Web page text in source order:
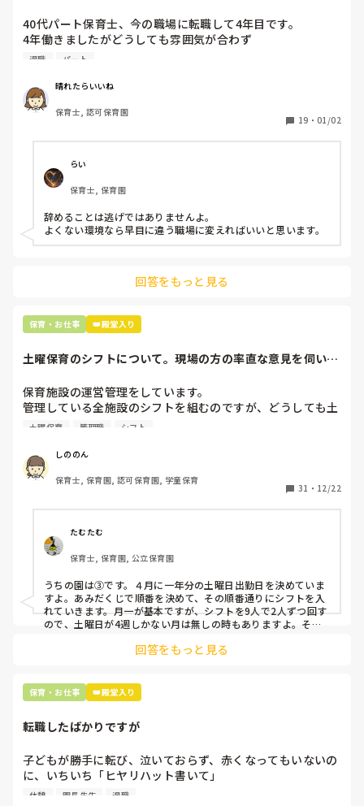
40代パート保育士、今の職場に転職して4年目です。
4年働きましたがどうしても雰囲気が合わず
退職しようと思っています。
周りの職員は、勤続10年以上から何十年という先生がほとん
どです。
保護者子どもの愚痴悪口が多く、
今で言う不適切保育も
仕方ないよね
もう何も言わずに
子どもの言いなりになればいいんだね
などいう意見で…
上の先生に相談することは難しそうです。
最後の職場にしようと思っていましたが
辞めることは逃げ、と、過去辞めた人も何年も言われ続けて
います
退職 パート
晴れたらいいね
保育士, 認可保育園
19 ・ 01/02
らい
保育士, 保育園
辞めることは逃げではありませんよ。
よくない環境なら早目に違う職場に変えればいいと思います。
回答をもっと見る
保育・お仕事 👑殿堂入り
土曜保育のシフトについて。現場の方の率直な意見を伺いた
保育施設の運営管理をしています。
管理している全施設のシフトを組むのですが、どうしても土
曜保育だけは入れる方が少なく、いつも苦労しています。
て入職しているはずですが、いざ勤務が始まると一日も土曜
出勤が出来ない方ばかりです。
①土曜日の希望休は2日まで、と制限をかける
②毎月、必ず土曜保育に入ることのできる日を1日だけピッ
クアップしてもらう
③仮シフトが出た時、土曜出勤が難しければ自身で代わりの
人を交渉して見つけてもらう
上記のいずれかの対策を取り入れることを考えています。
土曜保育 管理職 シフト
しののん
保育士, 保育園, 認可保育園, 学童保育
31 ・ 12/22
たむたむ
保育士, 保育園, 公立保育園
うちの園は③です。４月に一年分の土曜日出勤日を決めていま
すよ。あみだくじで順番を決めて、その順番通りにシフトを入
れていきます。月一が基本ですが、シフトを9人で2人ずつ回す
ので、土曜日が4週しかない月は無しの時もありますよ。その
て貰い、主任に報告してます。
回答をもっと見る
保育・お仕事 👑殿堂入り
転職したばかりですが
子どもが勝手に転び、泣いておらず、赤くなってもいないの
に、いちいち「ヒヤリハット書いて」
と書かされ
休憩 園長先生 退職